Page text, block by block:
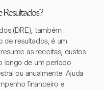
Resultados?
(DRE), também
de resultados, é um
as receitas, custos
longo de um período
ou anualmente. Ajuda
financeiro e